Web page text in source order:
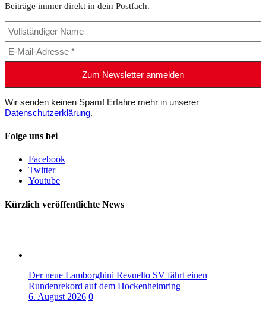
Beiträge immer direkt in dein Postfach.
Wir senden keinen Spam! Erfahre mehr in unserer
Datenschutzerklärung.
Folge uns bei
Facebook
Twitter
Youtube
Kürzlich veröffentlichte News
Der neue Lamborghini Revuelto SV fährt einen
Rundenrekord auf dem Hockenheimring
6. August 2026 0